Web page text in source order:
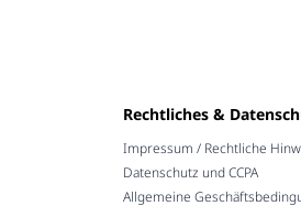
Rechtliches &
Impressum / Rechtliche
Datenschutz und CCPA
Allgemeine